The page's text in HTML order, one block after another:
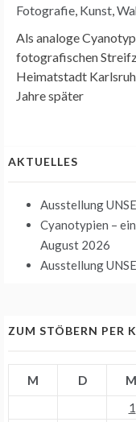
Fotografie, Kunst,
Als analoge
fotografischen
Heimatstadt
Jahre später
AKTUELLES
Ausstellung
Cyanotypien –
August 2026
Ausstellung
ZUM STÖBERN PER
M D M
1